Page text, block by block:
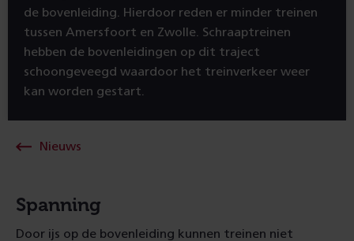
de bovenleiding. Hierdoor reden er minder treinen
tussen Amersfoort en Zwolle. Schraaptreinen
hebben de bovenleidingen op dit traject
schoongeveegd waardoor het treinverkeer weer
kan worden gestart.
Nieuws
Spanning
Door ijs op de bovenleiding kunnen treinen niet